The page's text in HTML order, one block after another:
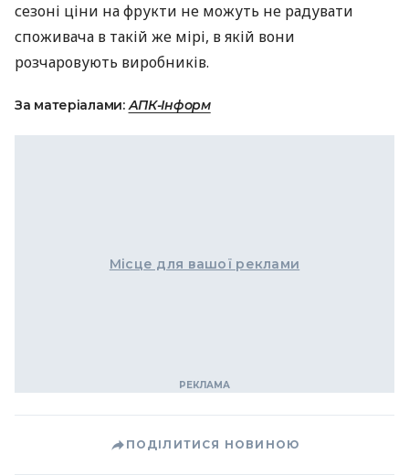
сезоні ціни на фрукти не можуть не радувати
споживача в такій же мірі, в якій вони
розчаровують виробників.
За матеріалами:АПК-Інформ
Місце для вашої реклами
ПОДІЛИТИСЯ НОВИНОЮ